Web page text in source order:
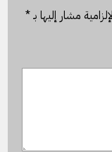
مشار إليها بـ*